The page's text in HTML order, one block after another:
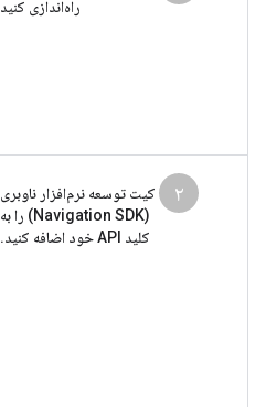
راه‌اندازی کنید
۲
کیت توسعه نرم‌افزار ناوبری
(Navigation SDK) را به
کلید API خود اضافه کنید.